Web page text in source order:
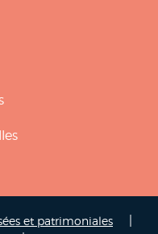
et patrimoniales